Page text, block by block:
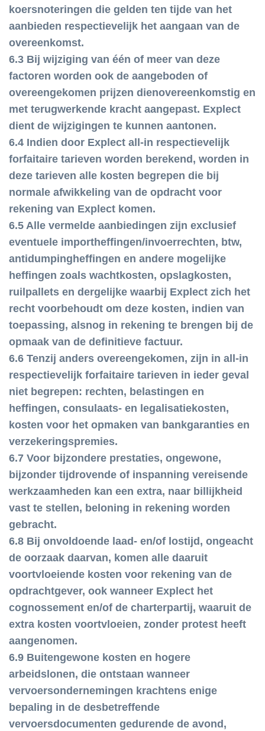
koersnoteringen die gelden ten tijde van het
aanbieden respectievelijk het aangaan van de
overeenkomst.
6.3 Bij wijziging van één of meer van deze
factoren worden ook de aangeboden of
overeengekomen prijzen dienovereenkomstig en
met terugwerkende kracht aangepast. Explect
dient de wijzigingen te kunnen aantonen.
6.4 Indien door Explect all-in respectievelijk
forfaitaire tarieven worden berekend, worden in
deze tarieven alle kosten begrepen die bij
normale afwikkeling van de opdracht voor
rekening van Explect komen.
6.5 Alle vermelde aanbiedingen zijn exclusief
eventuele importheffingen/invoerrechten, btw,
antidumpingheffingen en andere mogelijke
heffingen zoals wachtkosten, opslagkosten,
ruilpallets en dergelijke waarbij Explect zich het
recht voorbehoudt om deze kosten, indien van
toepassing, alsnog in rekening te brengen bij de
opmaak van de definitieve factuur.
6.6 Tenzij anders overeengekomen, zijn in all-in
respectievelijk forfaitaire tarieven in ieder geval
niet begrepen: rechten, belastingen en
heffingen, consulaats- en legalisatiekosten,
kosten voor het opmaken van bankgaranties en
verzekeringspremies.
6.7 Voor bijzondere prestaties, ongewone,
bijzonder tijdrovende of inspanning vereisende
werkzaamheden kan een extra, naar billijkheid
vast te stellen, beloning in rekening worden
gebracht.
6.8 Bij onvoldoende laad- en/of lostijd, ongeacht
de oorzaak daarvan, komen alle daaruit
voortvloeiende kosten voor rekening van de
opdrachtgever, ook wanneer Explect het
cognossement en/of de charterpartij, waaruit de
extra kosten voortvloeien, zonder protest heeft
aangenomen.
6.9 Buitengewone kosten en hogere
arbeidslonen, die ontstaan wanneer
vervoersondernemingen krachtens enige
bepaling in de desbetreffende
vervoersdocumenten gedurende de avond,